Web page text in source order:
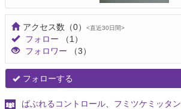
アクセス数 （0） <直近30日間>
フォロー
（1）
フォロワー
（3）
フォローする
ばぶれるコントロール フミツケミッタン